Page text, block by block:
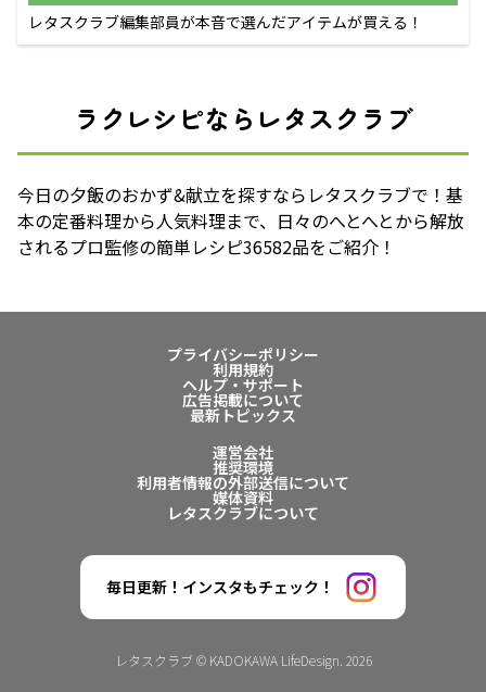
レタスクラブ編集部員が本音で選んだアイテムが買える！
ラクレシピならレタスクラブ
今日の夕飯のおかず&献立を探すならレタスクラブで！基
本の定番料理から人気料理まで、日々のへとへとから解放
されるプロ監修の簡単レシピ36582品をご紹介！
プライバシーポリシー
利用規約
ヘルプ・サポート
広告掲載について
最新トピックス
運営会社
推奨環境
利用者情報の外部送信について
媒体資料
レタスクラブについて
毎日更新！インスタもチェック！
レタスクラブ © KADOKAWA LifeDesign. 2026